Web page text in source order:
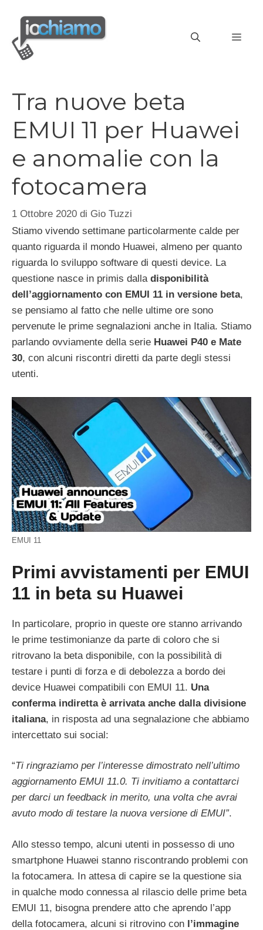
contenuto
Tra nuove beta
EMUI 11 per Huawei
e anomalie con la
fotocamera
1 Ottobre 2020 di Gio Tuzzi
Stiamo vivendo settimane particolarmente calde per
quanto riguarda il mondo Huawei, almeno per quanto
riguarda lo sviluppo software di questi device. La
questione nasce in primis dalla disponibilità
dell’aggiornamento con EMUI 11 in versione beta,
se pensiamo al fatto che nelle ultime ore sono
pervenute le prime segnalazioni anche in Italia. Stiamo
parlando ovviamente della serie Huawei P40 e Mate
30, con alcuni riscontri diretti da parte degli stessi
utenti.
EMUI 11
Primi avvistamenti per EMUI
11 in beta su Huawei
In particolare, proprio in queste ore stanno arrivando
le prime testimonianze da parte di coloro che si
ritrovano la beta disponibile, con la possibilità di
testare i punti di forza e di debolezza a bordo dei
device Huawei compatibili con EMUI 11. Una
conferma indiretta è arrivata anche dalla divisione
italiana, in risposta ad una segnalazione che abbiamo
intercettato sui social:
“Ti ringraziamo per l’interesse dimostrato nell’ultimo
aggiornamento EMUI 11.0. Ti invitiamo a contattarci
per darci un feedback in merito, una volta che avrai
avuto modo di testare la nuova versione di EMUI”.
Allo stesso tempo, alcuni utenti in possesso di uno
smartphone Huawei stanno riscontrando problemi con
la fotocamera. In attesa di capire se la questione sia
in qualche modo connessa al rilascio delle prime beta
EMUI 11, bisogna prendere atto che aprendo l’app
della fotocamera, alcuni si ritrovino con l’immagine